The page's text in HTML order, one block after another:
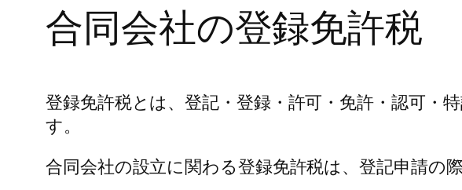
合同会社の登録免許税
登録免許税とは、登記・登録・許可・免許・認可・
す。
合同会社の設立に関わる登録免許税は、登記申請の